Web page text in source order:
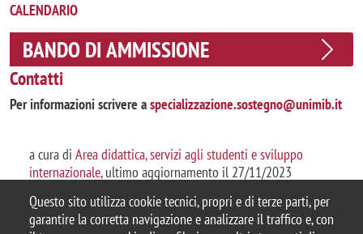
Questo sito utilizza cookie tecnici, propri e di terze parti, per
garantire la corretta navigazione e analizzare il traffico e, con
CALENDARIO
BANDO DI AMMISSIONE
Contatti
Per informazioni scrivere aspecializzazione.sostegno@unimib.it
a cura di Area didattica, servizi agli studenti e sviluppo
internazionale, ultimo aggiornamento il 27/11/2023